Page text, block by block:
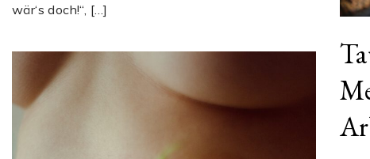
wär‘s doch!“, […]